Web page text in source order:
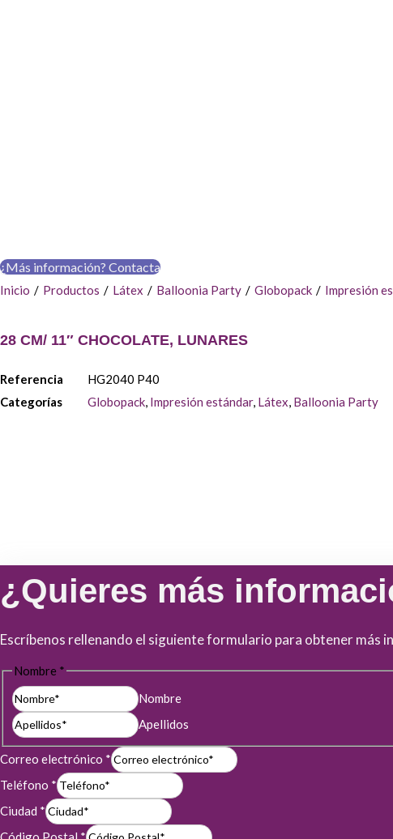
¿Más información? Contacta
Inicio / Productos / Látex / Balloonia Party / Globopack / Impresión
28 CM/ 11″ CHOCOLATE, LUNARES
Referencia
HG2040 P40
Categorías
Globopack, Impresión estándar, Látex, Balloonia Party
¿Quieres más
Escríbenos rellenando el siguiente formulario para obtener más
Nombre *
Nombre
Apellidos
Correo electrónico *
Teléfono *
Ciudad *